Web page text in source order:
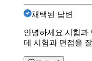
채택된 답변
안녕하세요 시험과
데 시험과 면접을